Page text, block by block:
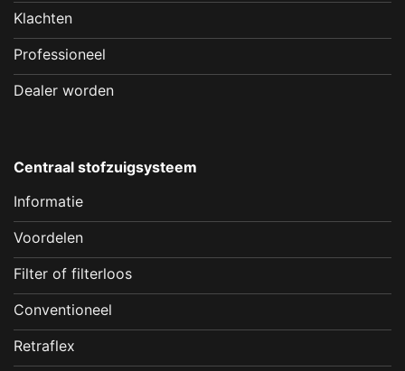
Klachten
Professioneel
Dealer worden
Centraal stofzuigsysteem
Informatie
Voordelen
Filter of filterloos
Conventioneel
Retraflex